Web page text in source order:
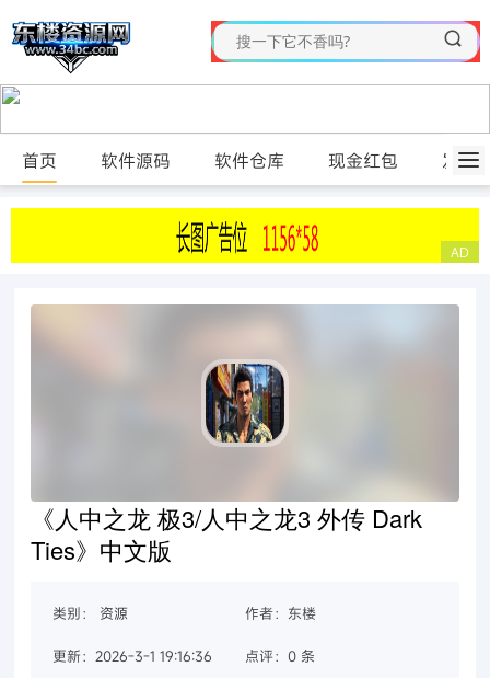
首页 软件源码 软件仓库 现金红包 发布
《人中之龙 极3/人中之龙3 外传 Dark
Ties》中文版
类别： 资源 作者：东楼
更新：2026-3-1 19:16:36 点评：0 条